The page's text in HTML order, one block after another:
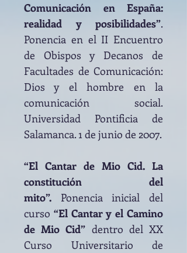
Comunicación en España:
realidad y posibilidades”.
Ponencia en el II Encuentro
de Obispos y Decanos de
Facultades de Comunicación:
Dios y el hombre en la
comunicación social.
Universidad Pontificia de
Salamanca. 1 de junio de 2007.
“El Cantar de Mio Cid. La
constitución del
mito”.
Ponencia inicial del
curso “El Cantar y el Camino
de Mio Cid” dentro del XX
Curso Universitario de